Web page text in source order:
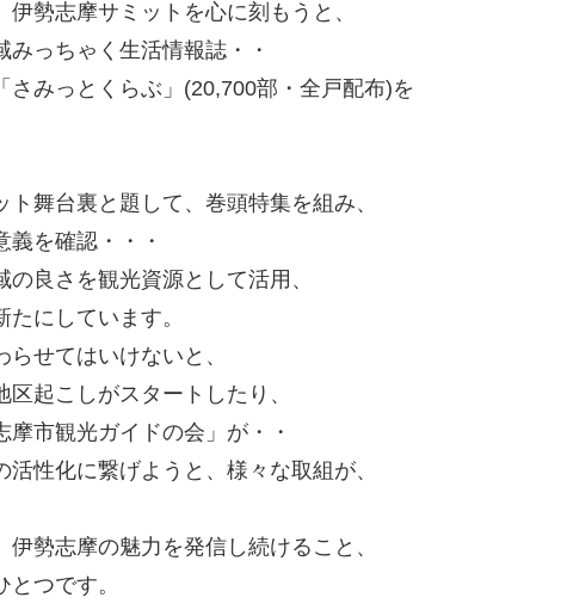
勢志摩サミットを心に刻もうと、
っちゃく生活情報誌・・
さみっとくらぶ」(20,700部・全戸配布)を
舞台裏と題して、巻頭特集を組み、
を確認・・・
良さを観光資源として活用、
にしています。
せてはいけないと、
起こしがスタートしたり、
市観光ガイドの会」が・・
性化に繋げようと、様々な取組が、
勢志摩の魅力を発信し続けること、
つです。